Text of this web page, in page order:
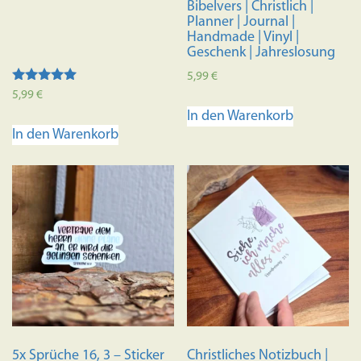
Bewertet mit
5,99€
In den Warenkorb
Bibelvers | Christlich |
Planner | Journal |
Handmade | Vinyl |
Geschenk | Jahreslosung
5,99€
In den Warenkorb
5x Sprüche 16, 3 – Sticker
Christliches Notizbuch |